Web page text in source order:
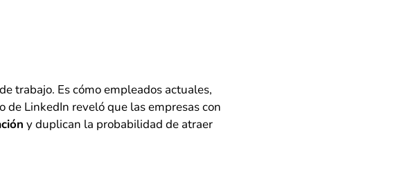
trabajo. Es cómo empleados actuales,
LinkedIn reveló que las empresas con
y duplican la probabilidad de atraer